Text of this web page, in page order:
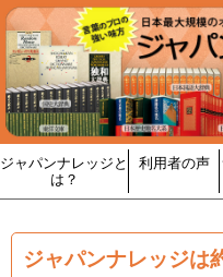
ジャパンナレッジと
は？
利用者の声
ジャパンナレッジは